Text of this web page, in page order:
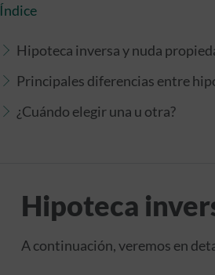
Índice
Hipoteca inversa y nuda
Principales diferencias entre
¿Cuándo elegir una u otra?
Hipoteca
A continuación, veremos en